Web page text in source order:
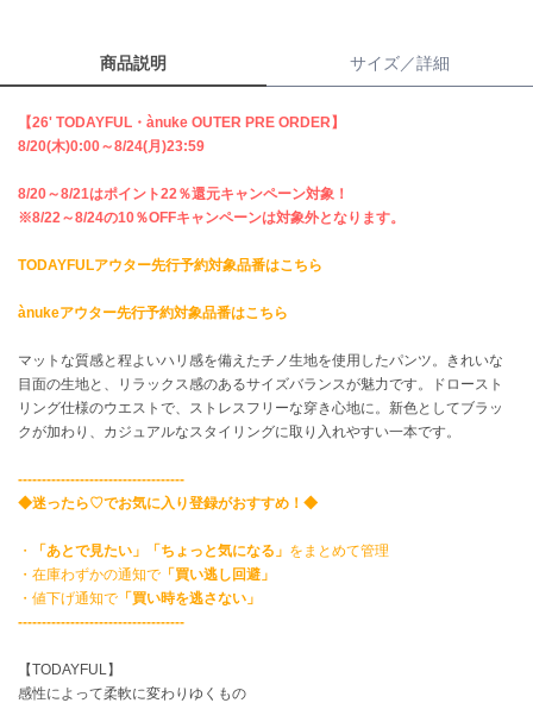
セロン
COLE HAAN
コール ハーン
CONVERSE
コンバース
DANSKIN
ダンスキン
EIMY ISTOIRE
エイミー イストワール
エミ
商品説明 サイズ／詳細
【26' TODAYFUL・ànuke OUTER PRE ORDER】
8/20(木)0:00～8/24(月)23:59
8/20～8/21はポイント22％還元キャンペーン対象！
※8/22～8/24の10％OFFキャンペーンは対象外となります。
TODAYFULアウター先行予約対象品番はこちら
ànukeアウター先行予約対象品番はこちら
マットな質感と程よいハリ感を備えたチノ生地を使用したパンツ。きれいな
目面の生地と、リラックス感のあるサイズバランスが魅力です。ドロースト
リング仕様のウエストで、ストレスフリーな穿き心地に。新色としてブラッ
クが加わり、カジュアルなスタイリングに取り入れやすい一本です。
-----------------------------------
◆迷ったら♡でお気に入り登録がおすすめ！◆
・ 「あとで見たい」「ちょっと気になる」 をまとめて管理
・在庫わずかの通知で 「買い逃し回避」
・値下げ通知で 「買い時を逃さない」
-----------------------------------
【TODAYFUL】
感性によって柔軟に変わりゆくもの